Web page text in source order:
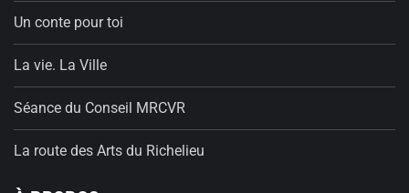
Un conte pour toi
La vie. La Ville
Séance du Conseil MRCVR
La route des Arts du Richelieu